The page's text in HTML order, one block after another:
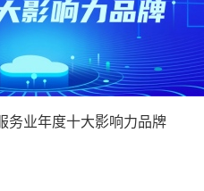
务业年度十大影响力品牌